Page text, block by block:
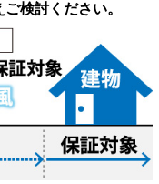
検討ください。